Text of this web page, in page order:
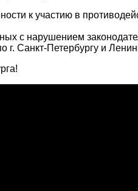
к участию в
с нарушением
Санкт-Петербургу и